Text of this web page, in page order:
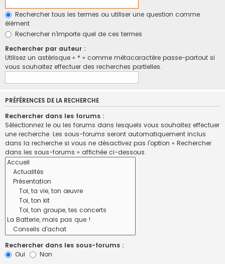
Rechercher tous les termes ou utiliser une question comme
élément
Rechercher n’importe quel de ces termes
Rechercher par auteur :
Utilisez un astérisque « * » comme métacaractère passe-partout si
vous souhaitez effectuer des recherches partielles.
PRÉFÉRENCES DE LA RECHERCHE
Rechercher dans les forums :
Sélectionnez le ou les forums dans lesquels vous souhaitez effectuer
une recherche. Les sous-forums seront automatiquement inclus
dans la recherche si vous ne désactivez pas l’option « Rechercher
dans les sous-forums » affichée ci-dessous.
Rechercher dans les sous-forums :
Oui
Non